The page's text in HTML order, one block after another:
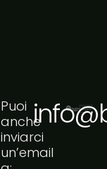
Puoi
anche
inviarci
un’email